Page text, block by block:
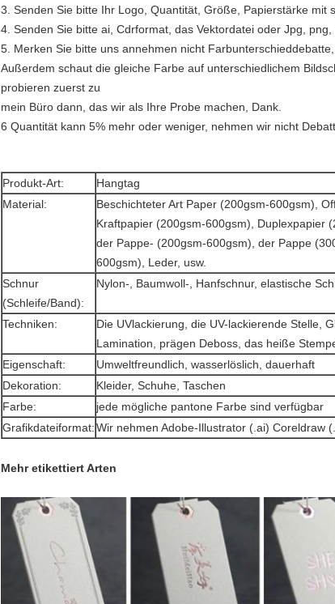
3. Senden Sie bitte Ihr Logo, Quantität, Größe, Papierstärke
4. Senden Sie bitte ai, Cdrformat, das Vektordatei oder Jpg,
5. Merken Sie bitte uns annehmen nicht
Außerdem schaut die gleiche Farbe auf unterschiedlichem
probieren zuerst zu
mein Büro dann, das wir als Ihre Probe machen, Dank.
6 Quantität kann 5% mehr oder weniger, nehmen wir nicht
Produkt-Art:
Hangtag
Material:
Beschichteter Art Paper (200gsm-600gsm),
Kraftpapier (200gsm-600gsm), Duplexpapier
der Pappe- (200gsm-600gsm), der Pappe
600gsm), Leder, usw.
Schnur
(Schleife/Band):
Nylon-, Baumwoll-, Hanfschnur, elastische
Techniken:
Die UVlackierung, die UV-lackierende Stelle,
Lamination, prägen Deboss, das heiße
Eigenschaft:
Umweltfreundlich, wasserlöslich, dauerhaft
Dekoration:
Kleider, Schuhe, Taschen
Farbe:
jede mögliche pantone Farbe sind verfügbar
Grafikdateiformat:Wir nehmen Adobe-Illustrator (.ai) Coreldraw
Mehr etikettiert Arten